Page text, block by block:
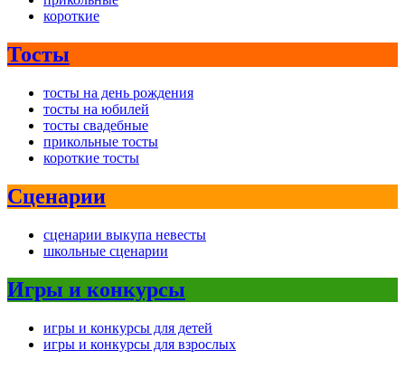
короткие
Тосты
тосты на день рождения
тосты на юбилей
тосты свадебные
прикольные тосты
короткие тосты
Сценарии
сценарии выкупа невесты
школьные сценарии
Игры и конкурсы
игры и конкурсы для детей
игры и конкурсы для взрослых